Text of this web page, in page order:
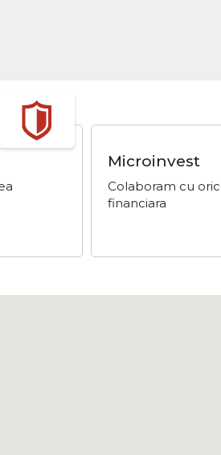
Microinvest
Colaboram cu
financiara